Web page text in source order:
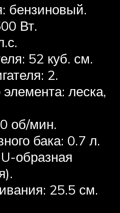
бензиновый.
Вт.
52 куб. см.
2.
леска,
об/мин.
бака: 0.7 л.
образная
25.5 см.